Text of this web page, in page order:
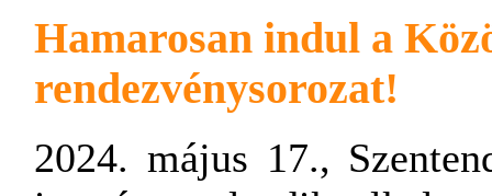
Hamarosan indul a
rendezvénysorozat!
2024. május 17.,